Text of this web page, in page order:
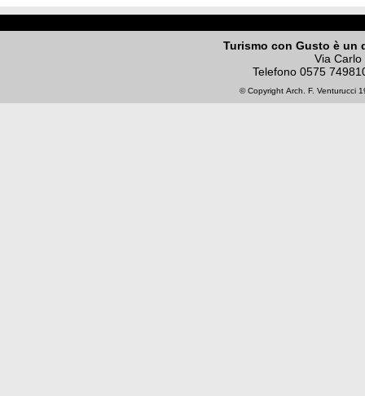
Turismo con Gusto è un
Via
Telefono 0575
© Copyright Arch. F. Venturucci